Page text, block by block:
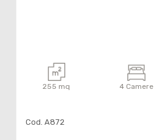
255 mq 4 Camere
Cod. A872